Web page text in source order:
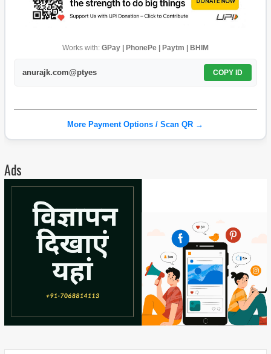
Works with: GPay | PhonePe | Paytm | BHIM
anurajk.com@ptyes COPY ID
More Payment Options / Scan QR →
Ads